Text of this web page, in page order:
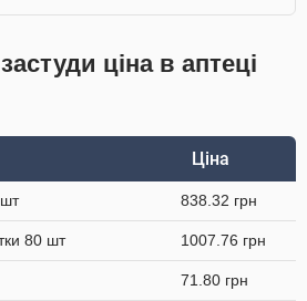
ціна в аптеці
Ціна
838.32 грн
80 шт 1007.76 грн
71.80 грн